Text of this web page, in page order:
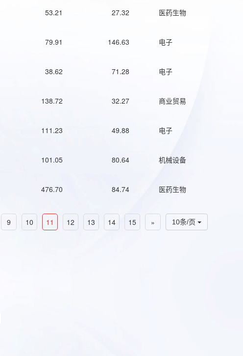
53.21 27.32 医药生物
79.91 146.63 电子
38.62 71.28 电子
138.72 32.27 商业贸易
111.23 49.88 电子
101.05 80.64 机械设备
476.70 84.74 医药生物
10条/页
9 10 11 12 13 14 15 »